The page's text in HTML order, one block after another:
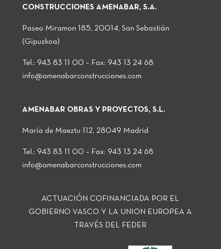
CONSTRUCCIONES AMENABAR, S.A.
Paseo Miramon 185, 20014, San Sebastián
(Gipuzkoa)
Tel.: 943 83 11 00 – Fax: 943 13 24 68
info@amenabarconstrucciones.com
AMENABAR OBRAS Y PROYECTOS, S.L.
María de Maeztu 112, 28049 Madrid
Tel.: 943 83 11 00 – Fax: 943 13 24 68
info@amenabarconstrucciones.com
ACTUACIÓN COFINANCIADA POR EL
GOBIERNO VASCO Y LA UNION EUROPEA A
TRAVÉS DEL FEDER